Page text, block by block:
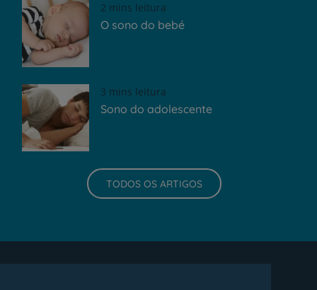
2 mins leitura
O sono do bebé
3 mins leitura
Sono do adolescente
TODOS OS ARTIGOS